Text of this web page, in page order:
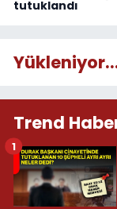
tutuklandı
Trend
1